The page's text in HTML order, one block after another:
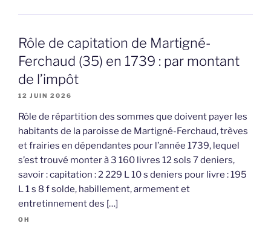
Rôle de capitation de Martigné-
Ferchaud (35) en 1739 : par montant
de l’impôt
12 JUIN 2026
Rôle de répartition des sommes que doivent payer les
habitants de la paroisse de Martigné-Ferchaud, trèves
et frairies en dépendantes pour l’année 1739, lequel
s’est trouvé monter à 3 160 livres 12 sols 7 deniers,
savoir : capitation : 2 229 L 10 s deniers pour livre : 195
L 1 s 8 f solde, habillement, armement et
entretinnement des […]
OH